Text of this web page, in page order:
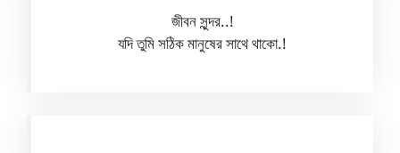
জীবন সুন্দর..!
যদি তুমি সঠিক মানুষের সাথে থাকো.!